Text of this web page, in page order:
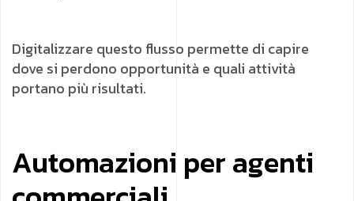
Digitalizzare questo flusso permette di capire
dove si perdono opportunità e quali attività
portano più risultati.
Automazioni per agenti